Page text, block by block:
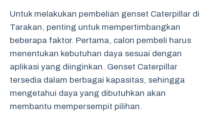
Untuk melakukan pembelian genset Caterpillar di
Tarakan, penting untuk mempertimbangkan
beberapa faktor. Pertama, calon pembeli harus
menentukan kebutuhan daya sesuai dengan
aplikasi yang diinginkan. Genset Caterpillar
tersedia dalam berbagai kapasitas, sehingga
mengetahui daya yang dibutuhkan akan
membantu mempersempit pilihan.